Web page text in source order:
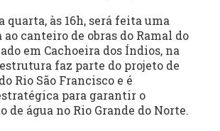
quarta, às 16h, será feita uma
canteiro de obras do Ramal do
em Cachoeira dos Índios, na
faz parte do projeto de
Rio São Francisco e é
para garantir o
de água no Rio Grande do Norte.